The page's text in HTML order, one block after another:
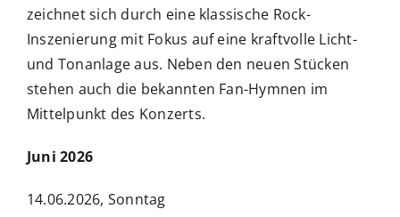
zeichnet sich durch eine klassische Rock-
Inszenierung mit Fokus auf eine kraftvolle Licht-
und Tonanlage aus. Neben den neuen Stücken
stehen auch die bekannten Fan-Hymnen im
Mittelpunkt des Konzerts.
Juni 2026
14.06.2026, Sonntag